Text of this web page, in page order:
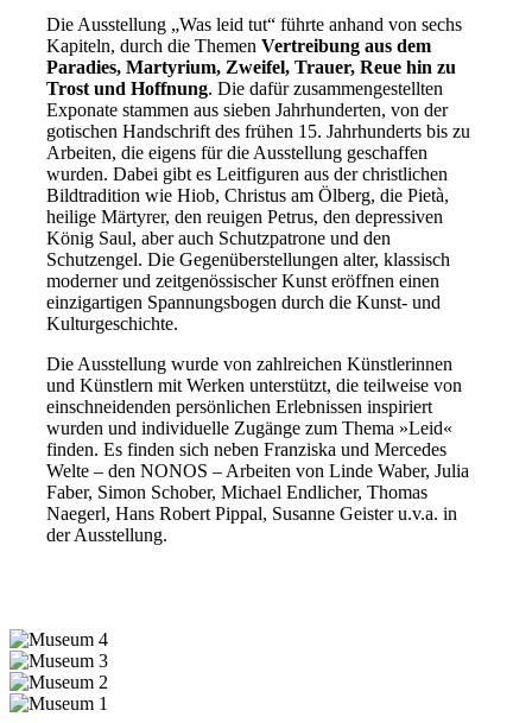
Die Ausstellung „Was leid tut“ führte anhand von sechs
Kapiteln, durch die ThemenVertreibung aus dem
Paradies, Martyrium, Zweifel, Trauer, Reue hin zu
Trost und Hoffnung. Die dafür zusammengestellten
Exponate stammen aus sieben Jahrhunderten, von der
gotischen Handschrift des frühen 15. Jahrhunderts bis zu
Arbeiten, die eigens für die Ausstellung geschaffen
wurden. Dabei gibt es Leitfiguren aus der christlichen
Bildtradition wie Hiob, Christus am Ölberg, die Pietà,
heilige Märtyrer, den reuigen Petrus, den depressiven
König Saul, aber auch Schutzpatrone und den
Schutzengel. Die Gegenüberstellungen alter, klassisch
moderner und zeitgenössischer Kunst eröffnen einen
einzigartigen Spannungsbogen durch die Kunst- und
Kulturgeschichte.
Die Ausstellung wurde von zahlreichen Künstlerinnen
und Künstlern mit Werken unterstützt, die teilweise von
einschneidenden persönlichen Erlebnissen inspiriert
wurden und individuelle Zugänge zum Thema »Leid«
finden. Es finden sich neben Franziska und Mercedes
Welte – den NONOS – Arbeiten von Linde Waber, Julia
Faber, Simon Schober, Michael Endlicher, Thomas
Naegerl, Hans Robert Pippal, Susanne Geister u.v.a. in
der Ausstellung.
Museum
4
Museum
3
Museum